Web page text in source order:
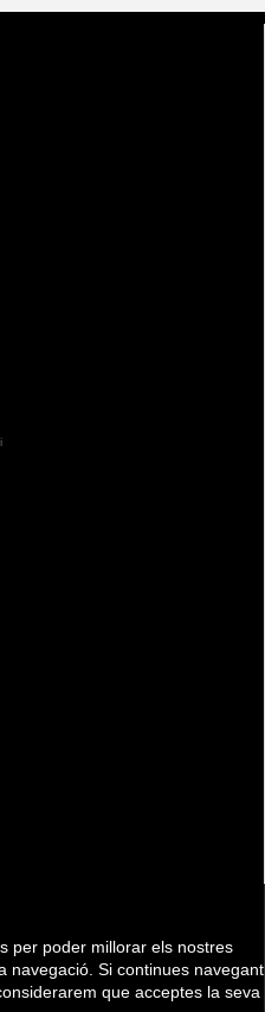
per poder millorar els nostres
navegació. Si continues navegant
que acceptes la seva